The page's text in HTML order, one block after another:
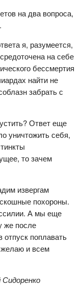
на два вопроса,
я, разумеется,
на себе
бессмертия
найти не
забрать с
Ответ еще
уничтожить себя,
то зачем
извергам
похороны.
А мы еще
же после
поплавать
желаю и всем
Сидоренко